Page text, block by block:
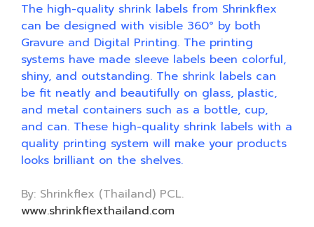
The high-quality shrink labels from Shrinkflex
can be designed with visible 360° by both
Gravure and Digital Printing. The printing
systems have made sleeve labels been colorful,
shiny, and outstanding. The shrink labels can
be fit neatly and beautifully on glass, plastic,
and metal containers such as a bottle, cup,
and can. These high-quality shrink labels with a
quality printing system will make your products
looks brilliant on the shelves.
By: Shrinkflex (Thailand) PCL.
www.shrinkflexthailand.com